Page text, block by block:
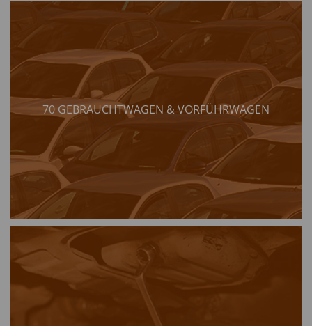
70 GEBRAUCHTWAGEN & VORFÜHRWAGEN